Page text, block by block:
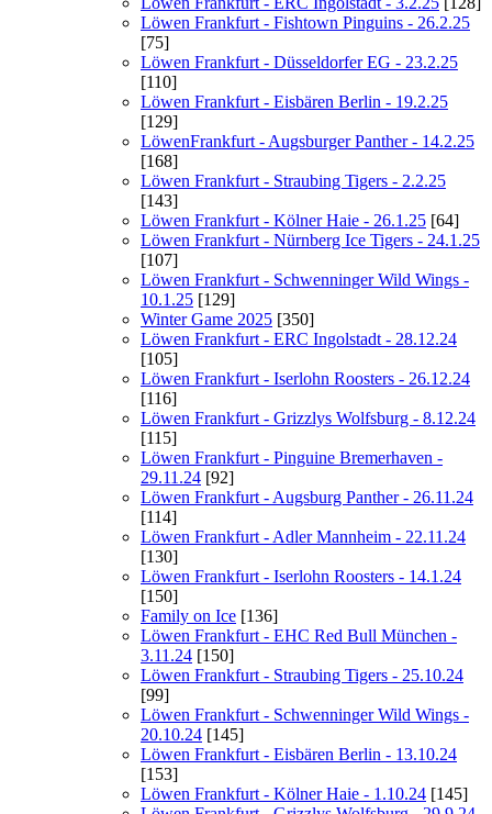
Löwen Frankfurt - Fishtown Pinguins - 26.2.25
[75]
Löwen Frankfurt - Düsseldorfer EG - 23.2.25
[110]
Löwen Frankfurt - Eisbären Berlin - 19.2.25
[129]
LöwenFrankfurt - Augsburger Panther - 14.2.25
[168]
Löwen Frankfurt - Straubing Tigers - 2.2.25
[143]
Löwen Frankfurt - Kölner Haie - 26.1.25 [64]
Löwen Frankfurt - Nürnberg Ice Tigers - 24.1.25
[107]
Löwen Frankfurt - Schwenninger Wild Wings -
10.1.25 [129]
Winter Game 2025 [350]
Löwen Frankfurt - ERC Ingolstadt - 28.12.24
[105]
Löwen Frankfurt - Iserlohn Roosters - 26.12.24
[116]
Löwen Frankfurt - Grizzlys Wolfsburg - 8.12.24
[115]
Löwen Frankfurt - Pinguine Bremerhaven -
29.11.24 [92]
Löwen Frankfurt - Augsburg Panther - 26.11.24
[114]
Löwen Frankfurt - Adler Mannheim - 22.11.24
[130]
Löwen Frankfurt - Iserlohn Roosters - 14.1.24
[150]
Family on Ice [136]
Löwen Frankfurt - EHC Red Bull München -
3.11.24 [150]
Löwen Frankfurt - Straubing Tigers - 25.10.24
[99]
Löwen Frankfurt - Schwenninger Wild Wings -
20.10.24 [145]
Löwen Frankfurt - Eisbären Berlin - 13.10.24
[153]
Löwen Frankfurt - Kölner Haie - 1.10.24 [145]